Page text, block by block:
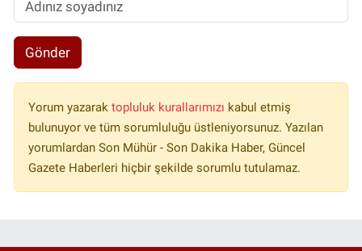
Gönder
Yorum yazarak topluluk kurallarımızı kabul etmiş
bulunuyor ve tüm sorumluluğu üstleniyorsunuz. Yazılan
yorumlardan Son Mühür - Son Dakika Haber, Güncel
Gazete Haberleri hiçbir şekilde sorumlu tutulamaz.